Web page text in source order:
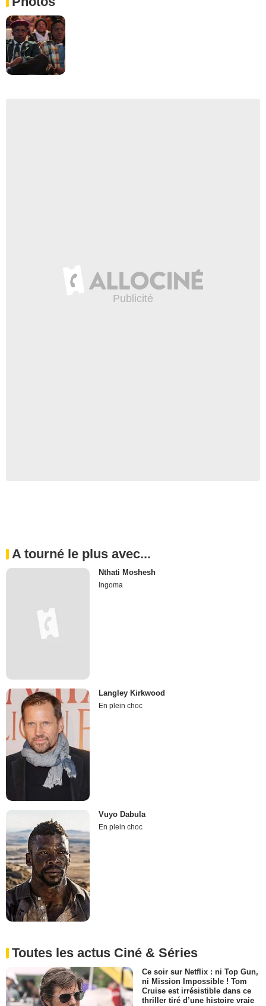
A tourné le plus avec...
Nthati Moshesh
Ingoma
Langley Kirkwood
En plein choc
Vuyo Dabula
En plein choc
Toutes les actus Ciné & Séries
Ce soir sur Netflix : ni Top Gun,
ni Mission Impossible ! Tom
Cruise est irrésistible dans ce
thriller tiré d’une histoire vraie